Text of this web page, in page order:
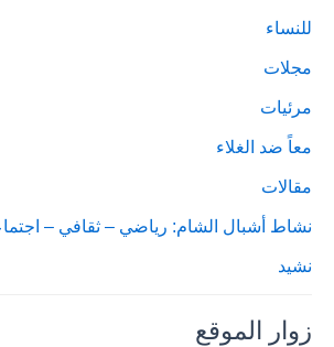
للنساء
مجلات
مرئيات
معاً ضد الغلاء
مقالات
نشاط أشبال الشام: رياضي – ثقافي –
نشيد
زوار الموقع